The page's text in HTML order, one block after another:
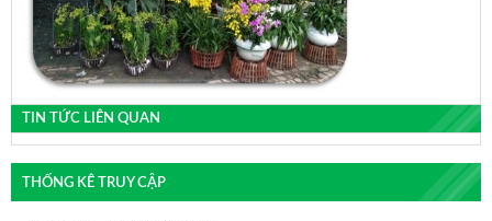
TIN TỨC LIÊN QUAN
THỐNG KÊ TRUY CẬP